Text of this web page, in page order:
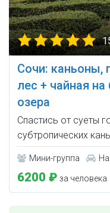
Сочи:
лес + чайная
озера
Спастись от суеты
субтропических
Мини-группа
6200 ₽ за человека